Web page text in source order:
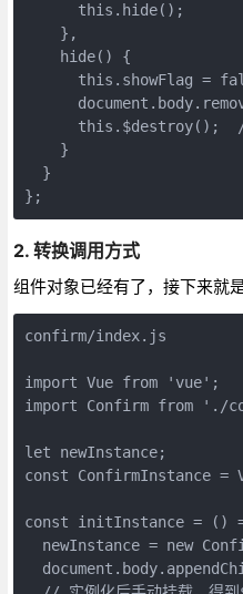
      this.hide();
    },
    hide() {
this.showFlag =
this.$destroy();
    }
  }
};
2. 转换调用方式
组件对象已经有了，接下来就
confirm/index.js
import Vue from 'vue';
import Confirm from './
let newInstance;
const ConfirmInstance =
const initInstance = ()
newInstance = new